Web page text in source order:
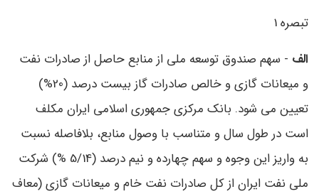
تبصره 1
الف - سهم صندوق توسعه ملی از منابع حاصل از صادرات نفت
و میعانات گازی و خالص صادرات گاز بیست ‌درصد (20%)
تعیین می ‌شود. بانک مرکزی جمهوری اسلامی ایران مکلف
است در طول سال و متناسب با وصول منابع، بلافاصله نسبت
به واریز این وجوه و سهم چهارده و نیم ‌‌درصد (5/14 %) شرکت
ملی نفت ایران از کل صادرات نفت خام و میعانات گازی (معاف